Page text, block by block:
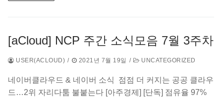
[aCloud] NCP 주간 소식모음 7월 3주차
USER(ACLOUD) / 2021년 7월 19일 / UNCATEGORIZED
네이버클라우드 & 네이버 소식 ​ 점점 더 커지는 공공 클라우
드…2위 자리다툼 불붙는다 [아주경제]​ ​[단독] 점유율 97%